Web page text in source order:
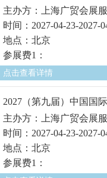
主办方：上海广贸会展
时间：2027-04-23-2027-
地点：北京
参展费1：
点击查看详情
2027（第九届）中国国
主办方：上海广贸会展
时间：2027-04-23-2027-
地点：北京
参展费1：